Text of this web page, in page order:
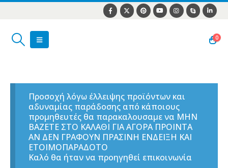
0
Προσοχή λόγω έλλειψης προϊόντων και
αδυναμίας παράδοσης από κάποιους
προμηθευτές θα παρακαλουσαμε να ΜΗΝ
ΒΑΖΕΤΕ ΣΤΟ ΚΑΛΑΘΙ ΓΙΑ ΑΓΟΡΑ ΠΡΟΙΝΤΑ
ΑΝ ΔΕΝ ΓΡΑΦΟΥΝ ΠΡΑΣΙΝΗ ΕΝΔΕΙΞΗ ΚΑΙ
ΕΤΟΙΜΟΠΑΡΑΔΟΤΟ
Καλό θα ήταν να προηγηθεί επικοινωνία